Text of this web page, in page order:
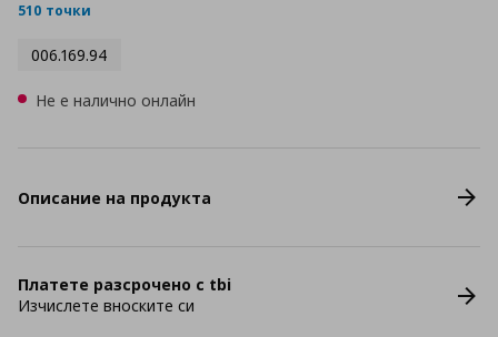
510 точки
006.169.94
Не е налично онлайн
Описание на продукта
Платете разсрочено с tbi
Изчислете вноските си